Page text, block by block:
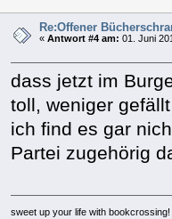
Re:Offener
«Antwort #4 am: 01. Juni
dass jetzt im
toll, weniger
ich find es gar
Partei zugehörig
sweet up your life with bookcrossing!